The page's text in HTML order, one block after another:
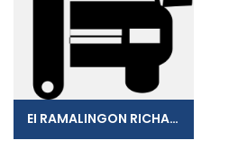
EI RAMALINGON RICHARD